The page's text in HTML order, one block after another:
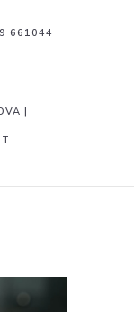
661044
|